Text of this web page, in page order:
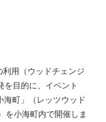
用（ウッドチェンジ
を目的に、イベント
海町」（レッツウッド
小海町内で開催しま